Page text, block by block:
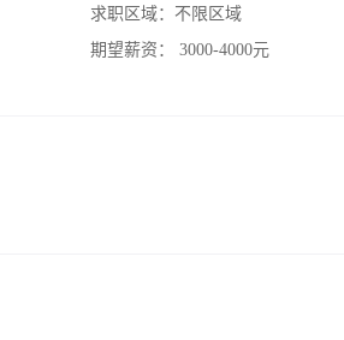
求职区域： 不限区域
期望薪资：
3000-4000元